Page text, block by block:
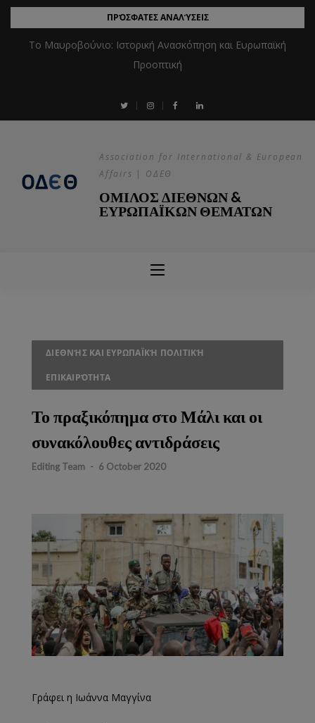
ΠΡΌΣΦΑΤΕΣ ΑΝΑΛΎΣΕΙΣ
Το Μαυροβούνιο: Ιστορική Ανασκόπηση και Ευρωπαϊκή
Προοπτική
Association for International & European
Affairs | ΟΔΕΘ
ΟΜΙΛΟΣ ΔΙΕΘΝΩΝ &
ΕΥΡΩΠΑΪΚΩΝ ΘΕΜΑΤΩΝ
ΔΙΕΘΝΉΣ ΚΑΙ ΕΥΡΩΠΑΪΚΉ ΠΟΛΙΤΙΚΉ
ΕΠΙΚΑΙΡΌΤΗΤΑ
Το πραξικόπημα στο Μάλι και οι
συνακόλουθες αντιδράσεις
Editing Team - 6 October 2020
Γράφει η Ιωάννα Μαγγίνα